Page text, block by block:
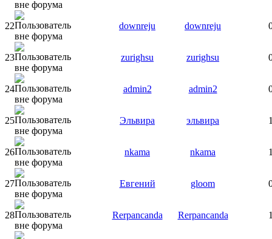
22 downreju downreju
23 zurighsu zurighsu
24 admin2 admin2
25 Эльвира эльвира
26 nkama nkama
27 Евгений gloom
28 Rerpancanda Rerpancanda